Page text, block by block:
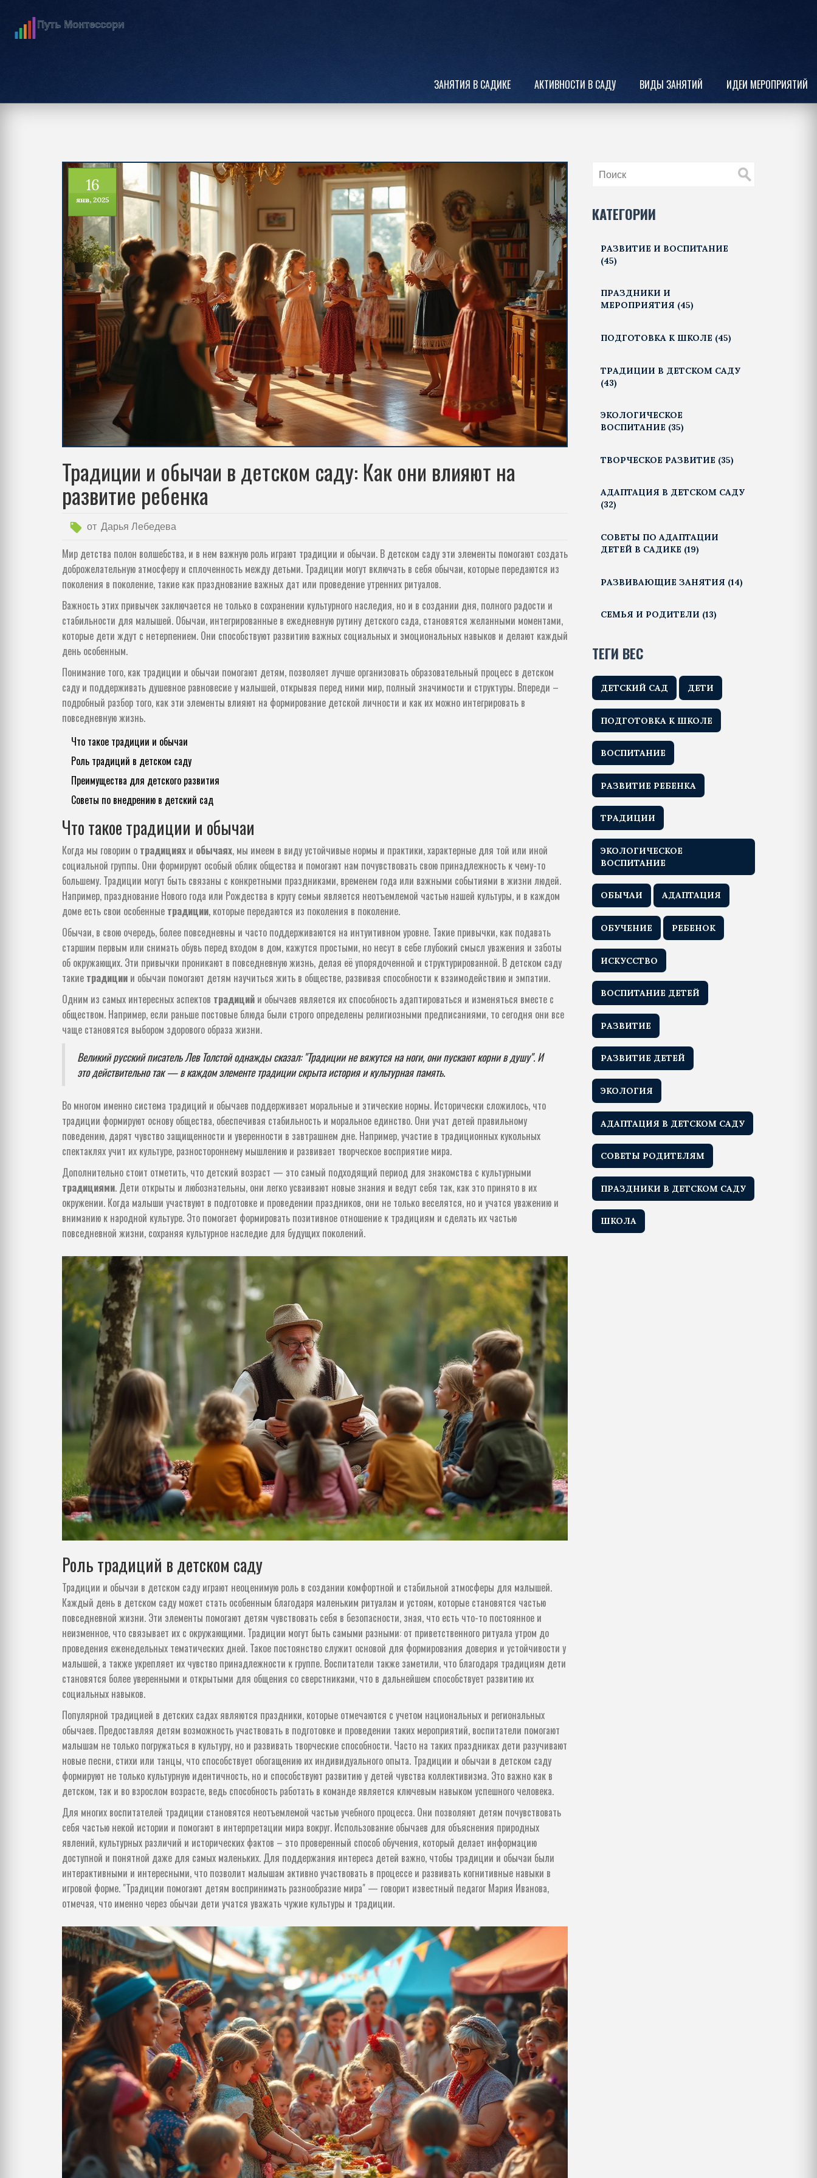
ЗАНЯТИЯ В САДИКЕ АКТИВНОСТИ В САДУ ВИДЫ ЗАНЯТИЙ ИДЕИ МЕРОПРИЯТИЙ
16
янв, 2025
Традиции и обычаи в детском саду: Как они влияют на
развитие ребенка
от Дарья Лебедева
Мир детства полон волшебства, и в нем важную роль играют традиции и обычаи. В детском саду эти элементы помогают создать
доброжелательную атмосферу и сплоченность между детьми. Традиции могут включать в себя обычаи, которые передаются из
поколения в поколение, такие как празднование важных дат или проведение утренних ритуалов.
Важность этих привычек заключается не только в сохранении культурного наследия, но и в создании дня, полного радости и
стабильности для малышей. Обычаи, интегрированные в ежедневную рутину детского сада, становятся желанными моментами,
которые дети ждут с нетерпением. Они способствуют развитию важных социальных и эмоциональных навыков и делают каждый
день особенным.
Понимание того, как традиции и обычаи помогают детям, позволяет лучше организовать образовательный процесс в детском
саду и поддерживать душевное равновесие у малышей, открывая перед ними мир, полный значимости и структуры. Впереди –
подробный разбор того, как эти элементы влияют на формирование детской личности и как их можно интегрировать в
повседневную жизнь.
Что такое традиции и обычаи
Роль традиций в детском саду
Преимущества для детского развития
Советы по внедрению в детский сад
Что такое традиции и обычаи
Когда мы говорим о традициях и обычаях, мы имеем в виду устойчивые нормы и практики, характерные для той или иной
социальной группы. Они формируют особый облик общества и помогают нам почувствовать свою принадлежность к чему-то
большему. Традиции могут быть связаны с конкретными праздниками, временем года или важными событиями в жизни людей.
Например, празднование Нового года или Рождества в кругу семьи является неотъемлемой частью нашей культуры, и в каждом
доме есть свои особенные традиции, которые передаются из поколения в поколение.
Обычаи, в свою очередь, более повседневны и часто поддерживаются на интуитивном уровне. Такие привычки, как подавать
старшим первым или снимать обувь перед входом в дом, кажутся простыми, но несут в себе глубокий смысл уважения и заботы
об окружающих. Эти привычки проникают в повседневную жизнь, делая её упорядоченной и структурированной. В детском саду
такие традиции и обычаи помогают детям научиться жить в обществе, развивая способности к взаимодействию и эмпатии.
Одним из самых интересных аспектов традиций и обычаев является их способность адаптироваться и изменяться вместе с
обществом. Например, если раньше постовые блюда были строго определены религиозными предписаниями, то сегодня они все
чаще становятся выбором здорового образа жизни.
Великий русский писатель Лев Толстой однажды сказал: "Традиции не вяжутся на ноги, они пускают корни в душу". И
это действительно так — в каждом элементе традиции скрыта история и культурная память.
Во многом именно система традиций и обычаев поддерживает моральные и этические нормы. Исторически сложилось, что
традиции формируют основу общества, обеспечивая стабильность и моральное единство. Они учат детей правильному
поведению, дарят чувство защищенности и уверенности в завтрашнем дне. Например, участие в традиционных кукольных
спектаклях учит их культуре, разностороннему мышлению и развивает творческое восприятие мира.
Дополнительно стоит отметить, что детский возраст — это самый подходящий период для знакомства с культурными
традициями. Дети открыты и любознательны, они легко усваивают новые знания и ведут себя так, как это принято в их
окружении. Когда малыши участвуют в подготовке и проведении праздников, они не только веселятся, но и учатся уважению и
вниманию к народной культуре. Это помогает формировать позитивное отношение к традициям и сделать их частью
повседневной жизни, сохраняя культурное наследие для будущих поколений.
Роль традиций в детском саду
Традиции и обычаи в детском саду играют неоценимую роль в создании комфортной и стабильной атмосферы для малышей.
Каждый день в детском саду может стать особенным благодаря маленьким ритуалам и устоям, которые становятся частью
повседневной жизни. Эти элементы помогают детям чувствовать себя в безопасности, зная, что есть что-то постоянное и
неизменное, что связывает их с окружающими. Традиции могут быть самыми разными: от приветственного ритуала утром до
проведения еженедельных тематических дней. Такое постоянство служит основой для формирования доверия и устойчивости у
малышей, а также укрепляет их чувство принадлежности к группе. Воспитатели также заметили, что благодаря традициям дети
становятся более уверенными и открытыми для общения со сверстниками, что в дальнейшем способствует развитию их
социальных навыков.
Популярной традицией в детских садах являются праздники, которые отмечаются с учетом национальных и региональных
обычаев. Предоставляя детям возможность участвовать в подготовке и проведении таких мероприятий, воспитатели помогают
малышам не только погружаться в культуру, но и развивать творческие способности. Часто на таких праздниках дети разучивают
новые песни, стихи или танцы, что способствует обогащению их индивидуального опыта. Традиции и обычаи в детском саду
формируют не только культурную идентичность, но и способствуют развитию у детей чувства коллективизма. Это важно как в
детском, так и во взрослом возрасте, ведь способность работать в команде является ключевым навыком успешного человека.
Для многих воспитателей традиции становятся неотъемлемой частью учебного процесса. Они позволяют детям почувствовать
себя частью некой истории и помогают в интерпретации мира вокруг. Использование обычаев для объяснения природных
явлений, культурных различий и исторических фактов – это проверенный способ обучения, который делает информацию
доступной и понятной даже для самых маленьких. Для поддержания интереса детей важно, чтобы традиции и обычаи были
интерактивными и интересными, что позволит малышам активно участвовать в процессе и развивать когнитивные навыки в
игровой форме. "Традиции помогают детям воспринимать разнообразие мира" — говорит известный педагог Мария Иванова,
отмечая, что именно через обычаи дети учатся уважать чужие культуры и традиции.
КАТЕГОРИИ
РАЗВИТИЕ И ВОСПИТАНИЕ
(45)
ПРАЗДНИКИ И
МЕРОПРИЯТИЯ (45)
ПОДГОТОВКА К ШКОЛЕ (45)
ТРАДИЦИИ В ДЕТСКОМ САДУ
(43)
ЭКОЛОГИЧЕСКОЕ
ВОСПИТАНИЕ (35)
ТВОРЧЕСКОЕ РАЗВИТИЕ (35)
АДАПТАЦИЯ В ДЕТСКОМ САДУ
(32)
СОВЕТЫ ПО АДАПТАЦИИ
ДЕТЕЙ В САДИКЕ (19)
РАЗВИВАЮЩИЕ ЗАНЯТИЯ (14)
СЕМЬЯ И РОДИТЕЛИ (13)
ТЕГИ ВЕС
ДЕТСКИЙ САД ДЕТИ
ПОДГОТОВКА К ШКОЛЕ
ВОСПИТАНИЕ
РАЗВИТИЕ РЕБЕНКА
ТРАДИЦИИ
ЭКОЛОГИЧЕСКОЕ
ВОСПИТАНИЕ
ОБЫЧАИ АДАПТАЦИЯ
ОБУЧЕНИЕ РЕБЕНОК
ИСКУССТВО
ВОСПИТАНИЕ ДЕТЕЙ
РАЗВИТИЕ
РАЗВИТИЕ ДЕТЕЙ
ЭКОЛОГИЯ
АДАПТАЦИЯ В ДЕТСКОМ САДУ
СОВЕТЫ РОДИТЕЛЯМ
ПРАЗДНИКИ В ДЕТСКОМ САДУ
ШКОЛА